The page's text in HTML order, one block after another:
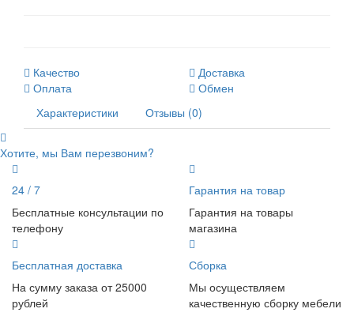
Качество
Доставка
Оплата
Обмен
Характеристики
Отзывы (0)
Хотите, мы Вам перезвоним?
24 / 7
Бесплатные консультации по
телефону
Гарантия на товар
Гарантия на товары
магазина
Бесплатная доставка
На сумму заказа от 25000
рублей
Сборка
Мы осуществляем
качественную сборку мебели